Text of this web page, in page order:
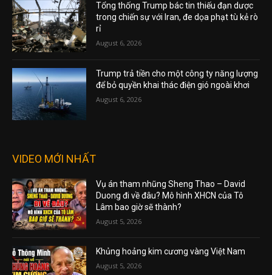
Tổng thống Trump bác tin thiếu đạn dược
trong chiến sự với Iran, đe dọa phạt tù kẻ rò
rỉ
August 6, 2026
Trump trả tiền cho một công ty năng lượng
để bỏ quyền khai thác điện gió ngoài khơi
August 6, 2026
VIDEO MỚI NHẤT
Vụ án tham nhũng Sheng Thao – David
Duong đi về đâu? Mô hình XHCN của Tô
Lâm bao giờ sẽ thành?
August 5, 2026
Khủng hoảng kim cương vàng Việt Nam
August 5, 2026